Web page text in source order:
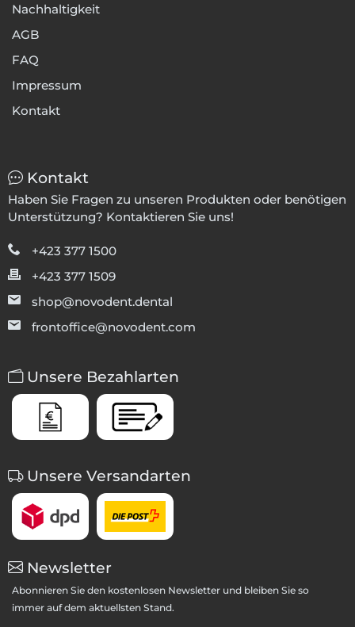
Nachhaltigkeit
AGB
FAQ
Impressum
Kontakt
Kontakt
Haben Sie Fragen zu unseren Produkten oder benötigen
Unterstützung? Kontaktieren Sie uns!
+423 377 1500
+423 377 1509
shop@novodent.dental
frontoffice@novodent.com
Unsere Bezahlarten
Unsere Versandarten
Newsletter
Abonnieren Sie den kostenlosen Newsletter und bleiben Sie so
immer auf dem aktuellsten Stand.